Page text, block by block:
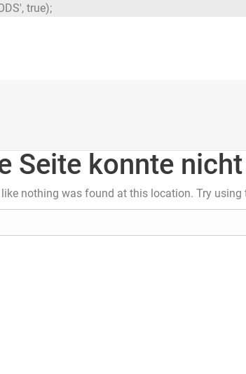
true);
Seite konnte
nothing was found at this location. Try using